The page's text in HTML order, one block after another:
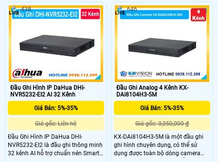
xuất hình 8K HDMI. Hỗ trợ 2 ổ cứng
mỗi ổ tối đa 20 TB USB hỗ trợ 2
cổng. Công nghệ AI nhận diện
hành vi.
và xuất hình 8K HDMI.Băng Thông
đầu vào, ghi hình, đầu ra Công nghệ
AI như nhận diện khuôn mặt, nhận
Đầu Ghi Hình IP DaHua DHI-
NVR5232-EI2 AI 32 Kênh
Giá Bán: 5%-35%
Giá gốc: Liên hệ
Đầu Ghi Hình IP DaHua DHI-
NVR5232-EI2 là đầu ghi thông minh
32 kênh AI hỗ trợ chuẩn nén Smart
438
Đầu Ghi Analog 4 Kênh KX-
DAi8104H3-5M
Giá Bán: 5%-35%
Giá gốc: 3,050,000 ₫
KX-DAi8104H3-5M là một đầu ghi
ghi hình chuyên dụng, có thể sử
dụng được toàn bộ dòng camera
646